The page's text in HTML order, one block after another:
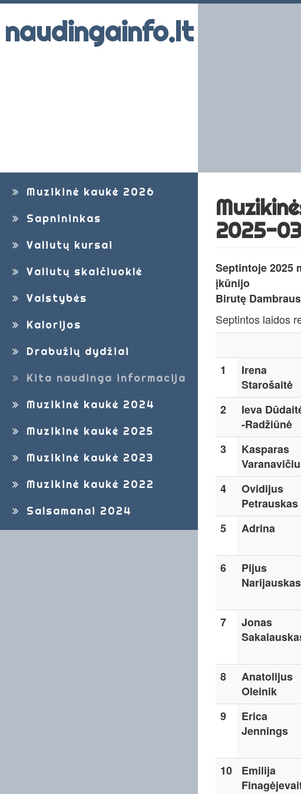
naudingainfo.lt
Muzikinė kaukė 2026
Sapnininkas
Valiutų kursai
Valiutų skaičiuoklė
Valstybės
Kalorijos
Drabužių dydžiai
Kita naudinga informacija
Muzikinė kaukė 2024
Muzikinė kaukė 2025
Muzikinė kaukė 2023
Muzikinė kaukė 2022
Salsamanai 2024
2025-
Septintoje 2025
įkūnijo
Birutę
Septintos laidos
1
Irena
Starošaitė
2
Ieva
-Radžiūnė
3
Kasparas
4
Ovidijus
Petrauskas
5
Adrina
6
Pijus
Narijauskas
7
Jonas
8
Anatolijus
Oleinik
9
Erica
Jennings
10
Emilija